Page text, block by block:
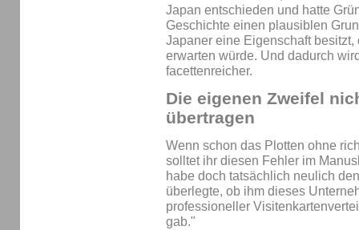
Japan entschieden und hatte
Geschichte einen plausiblen
Japaner eine Eigenschaft
erwarten würde. Und dadurch
facettenreicher.
Die eigenen Zweifel
übertragen
Wenn schon das Plotten ohne
solltet ihr diesen Fehler im
habe doch tatsächlich neulich
überlegte, ob ihm dieses
professioneller
gab."